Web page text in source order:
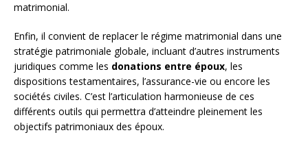
matrimonial.
Enfin, il convient de replacer le régime matrimonial dans une
stratégie patrimoniale globale, incluant d’autres instruments
juridiques comme les donations entre époux, les
dispositions testamentaires, l’assurance-vie ou encore les
sociétés civiles. C’est l’articulation harmonieuse de ces
différents outils qui permettra d’atteindre pleinement les
objectifs patrimoniaux des époux.